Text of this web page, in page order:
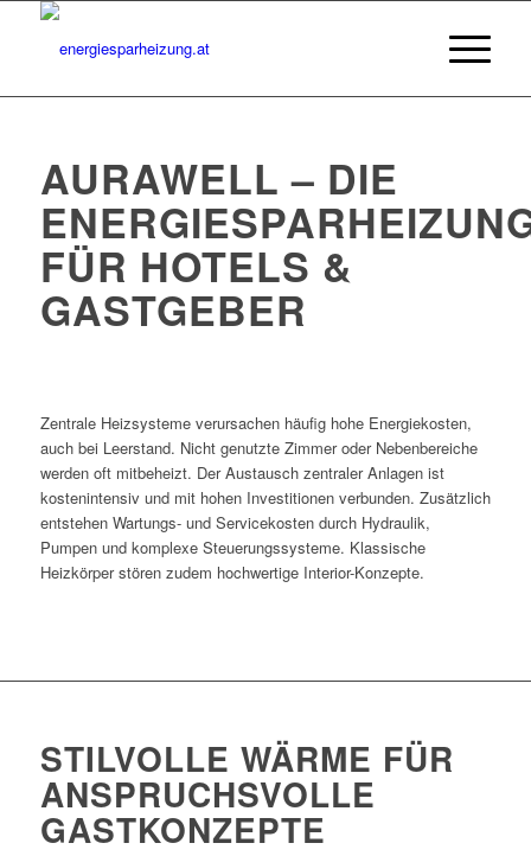
AURAWELL – DIE
FÜR HOTELS &
GASTGEBER
Zentrale Heizsysteme verursachen häufig hohe Energiekosten,
auch bei Leerstand. Nicht genutzte Zimmer oder Nebenbereiche
werden oft mitbeheizt. Der Austausch zentraler Anlagen ist
kostenintensiv und mit hohen Investitionen verbunden. Zusätzlich
entstehen Wartungs- und Servicekosten durch Hydraulik,
Pumpen und komplexe Steuerungssysteme. Klassische
Heizkörper stören zudem hochwertige Interior-Konzepte.
STILVOLLE WÄRME FÜR
ANSPRUCHSVOLLE
GASTKONZEPTE